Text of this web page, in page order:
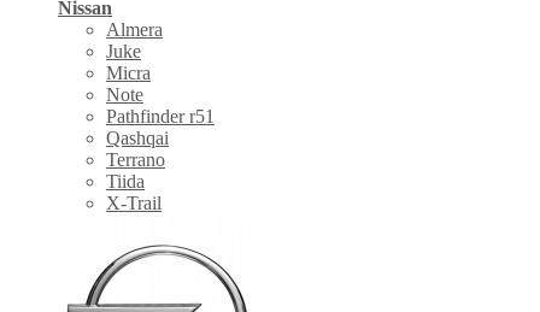
Nissan
Almera
Juke
Micra
Note
Pathfinder r51
Qashqai
Terrano
Tiida
X-Trail